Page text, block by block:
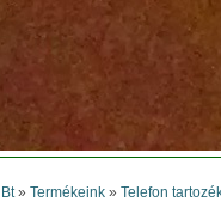
» Termékeink» Telefon